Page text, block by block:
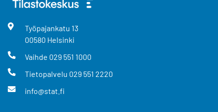
Työpajankatu 13
00580 Helsinki
Vaihde 029 551 1000
Tietopalvelu 029 551 2220
info@stat.fi